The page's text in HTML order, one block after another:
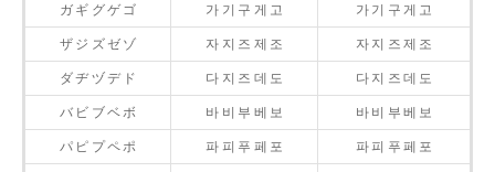
ガ ギ グ ゲ ゴ 가 기 구 게 고 가 기 구 게 고
ザ ジ ズ ゼ ゾ 자 지 즈 제 조 자 지 즈 제 조
ダ ヂ ヅ デ ド 다 지 즈 데 도 다 지 즈 데 도
バ ビ ブ ベ ボ 바 비 부 베 보 바 비 부 베 보
パ ピ プ ペ ポ 파 피 푸 페 포 파 피 푸 페 포